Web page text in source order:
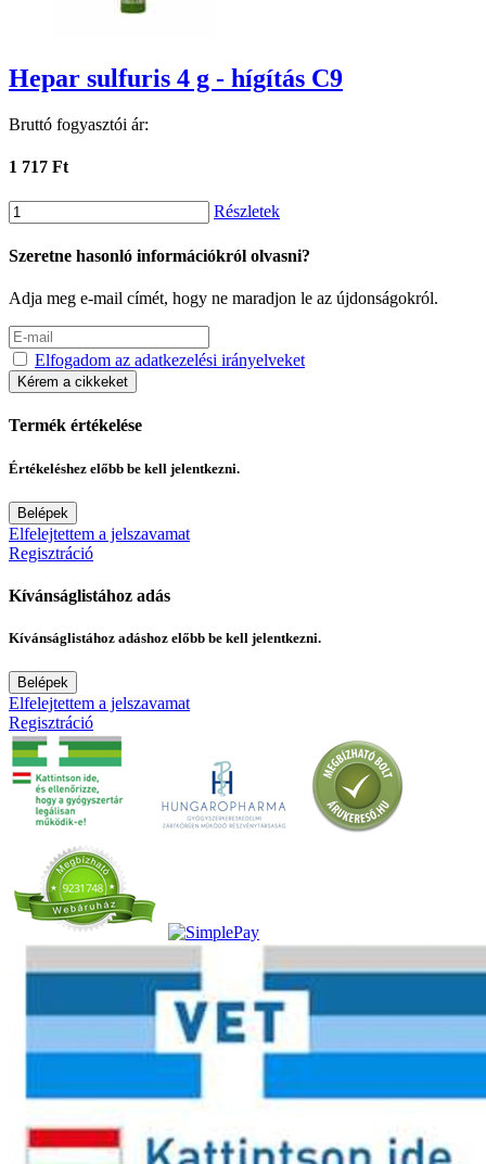
Hepar sulfuris 4 g - hígítás C9
Bruttó fogyasztói ár:
1 717 Ft
Részletek
Szeretne hasonló információkról olvasni?
Adja meg e-mail címét, hogy ne maradjon le az újdonságokról.
Elfogadom az adatkezelési irányelveket
Kérem a cikkeket
Termék értékelése
Értékeléshez előbb be kell jelentkezni.
Belépek
Elfelejtettem a jelszavamat
Regisztráció
Kívánságlistához adás
Kívánságlistához adáshoz előbb be kell jelentkezni.
Belépek
Elfelejtettem a jelszavamat
Regisztráció